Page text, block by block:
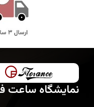
نمایشگاه ساعت